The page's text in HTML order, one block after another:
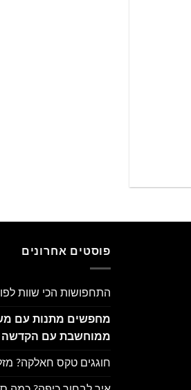
פוסטים אחרונים
התחפושות הכי שוות לפורים
מחפשים מתנות עם
ממוחשבת עם הקדשה
חוגגים טקס חאלקה?